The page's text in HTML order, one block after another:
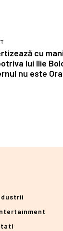
cu
lui Ilie
nu este